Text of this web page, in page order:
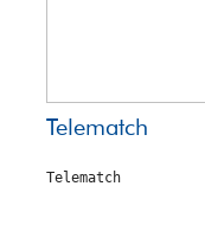
Telematch
Telematch